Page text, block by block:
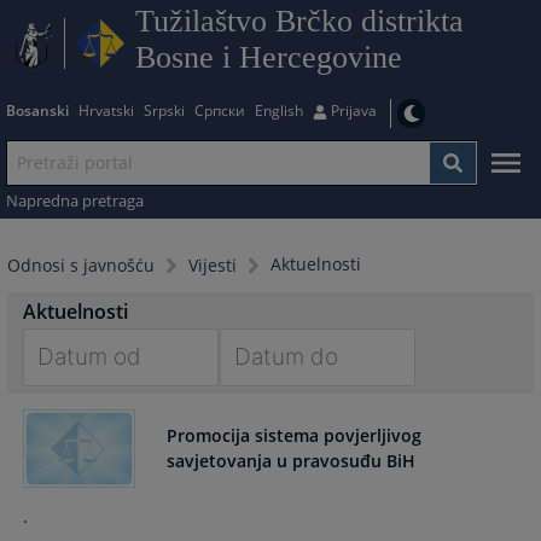
Tužilaštvo Brčko distrikta
Bosne i Hercegovine
Bosanski Hrvatski Srpski Српски English Prijava
Napredna pretraga
Odnosi s javnošću Vijesti Aktuelnosti
Aktuelnosti
forward
interact
the
forward
to
interact
Promocija sistema povjerljivog
savjetovanja u pravosuđu BiH
.